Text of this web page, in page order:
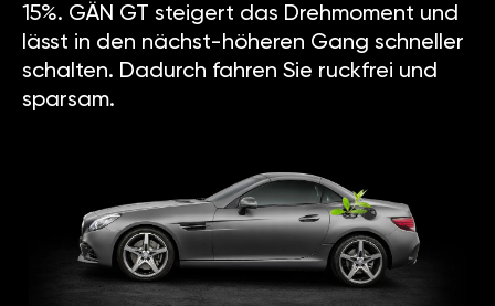
15%. GÄN GT steigert das Drehmoment und
lässt in den nächst-höheren Gang schneller
schalten. Dadurch fahren Sie ruckfrei und
sparsam.